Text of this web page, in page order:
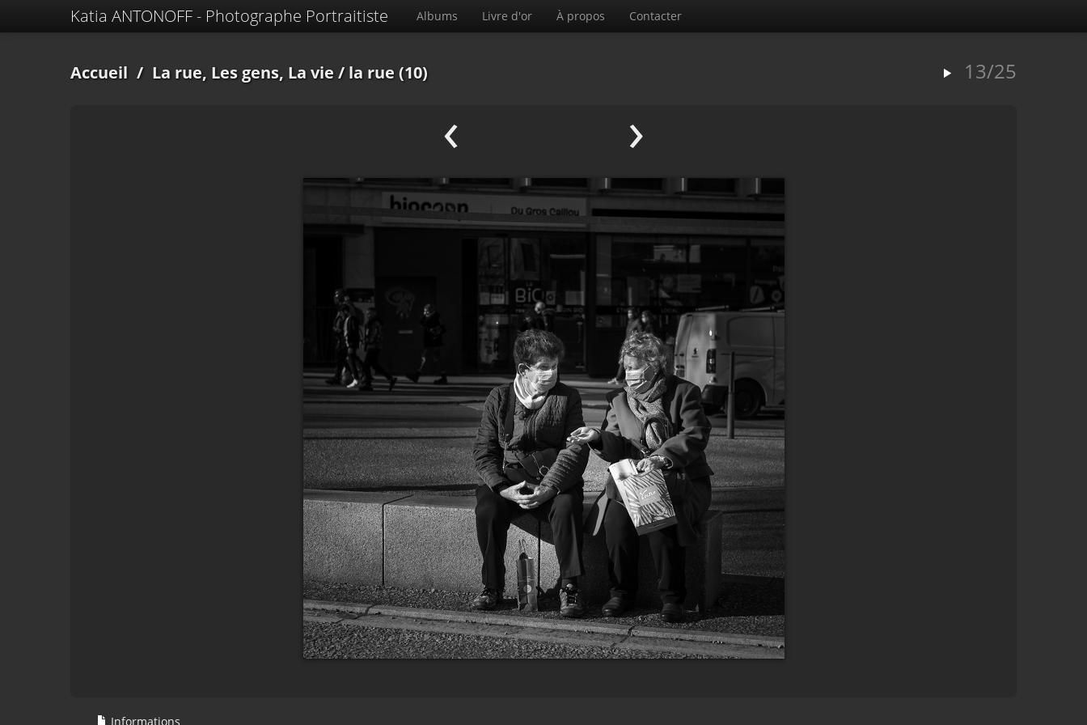
Katia ANTONOFF - Photographe Portraitiste Albums Livre d'or À propos Contacter
13/25
Accueil / La rue, Les gens, La vie/ la rue (10)
‹ ›
Informations